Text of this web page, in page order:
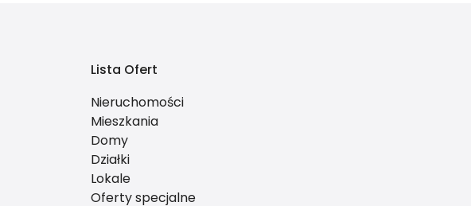
Lista Ofert
Nieruchomości
Mieszkania
Domy
Działki
Lokale
Oferty specjalne